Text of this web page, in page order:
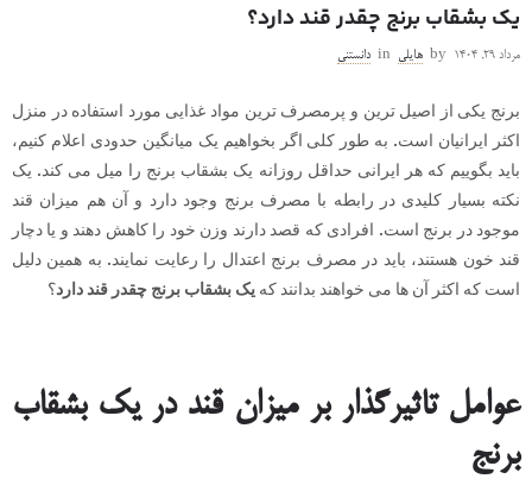
یک بشقاب برنج چقدر قند دارد؟
مرداد ۲۹, ۱۴۰۴ by هایلی in دانستنی
برنج یکی از اصیل ترین و پرمصرف ترین مواد غذایی مورد استفاده در منزل
اکثر ایرانیان است. به طور کلی اگر بخواهیم یک میانگین حدودی اعلام کنیم،
باید بگوییم که هر ایرانی حداقل روزانه یک بشقاب برنج را میل می کند. یک
نکته بسیار کلیدی در رابطه با مصرف برنج وجود دارد و آن هم میزان قند
موجود در برنج است. افرادی که قصد دارند وزن خود را کاهش دهند و یا دچار
قند خون هستند، باید در مصرف برنج اعتدال را رعایت نمایند. به همین دلیل
است که اکثر آن ها می خواهند بدانند که یک بشقاب برنج چقدر قند دارد؟
عوامل تاثیرگذار بر میزان قند در یک بشقاب
برنج